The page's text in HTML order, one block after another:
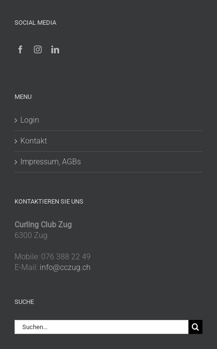
SOCIAL MEDIA
MENU
Login
Kontakt
Impressum, AGBs
KONTAKTIEREN SIE UNS
Curling Club Zug
6300 Zug
Mobile: 076 388 22 49
E-Mail: info@cczug.ch
SUCHE
Suche
nach: